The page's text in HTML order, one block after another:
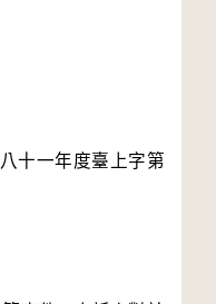
十一年度臺上字第